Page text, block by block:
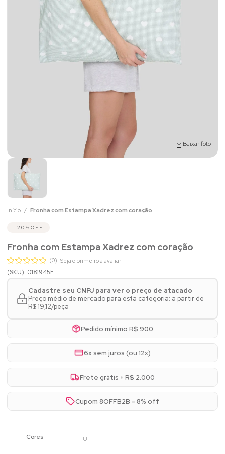
Baixar foto
Início Fronha com Estampa Xadrez com coração
20% OFF
Fronha com Estampa Xadrez com coração
(0) Seja o primeiro a avaliar
(SKU): 0181945F
Cadastre seu CNPJ para ver o preço de atacado
Preço médio de mercado para esta categoria: a partir de
R$ 19,12/peça
Pedido mínimo R$ 900
6x sem juros (ou 12x)
Frete grátis + R$ 2.000
Cupom 8OFFB2B = 8% off
U